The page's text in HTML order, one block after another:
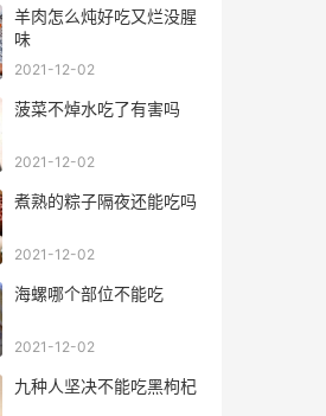
羊肉怎么炖好吃又烂没腥
味
2021-12-02
菠菜不焯水吃了有害吗
2021-12-02
煮熟的粽子隔夜还能吃吗
2021-12-02
海螺哪个部位不能吃
2021-12-02
九种人坚决不能吃黑枸杞